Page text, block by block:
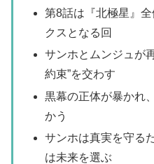
第8話は『北極星』
クスとなる回
サンホとムンジュが
約束”を交わす
黒幕の正体が暴かれ
かう
サンホは真実を守る
は未来を選ぶ